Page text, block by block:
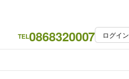
TEL0868320007 ログイン